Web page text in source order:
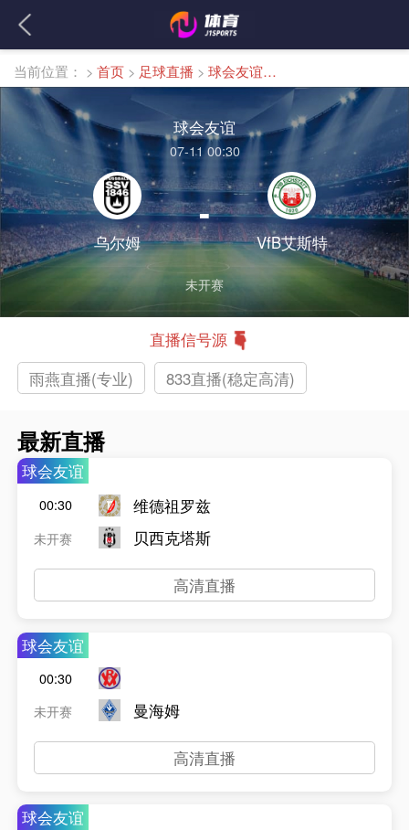
当前位置： > 首页 > 足球直播 > 球会友谊直播
球会友谊
07-11 00:30
乌尔姆
-
VfB艾斯特
未开赛
直播信号源
雨燕直播(专业)
833直播(稳定高清)
最新直播
球会友谊
00:30
未开赛
维德祖罗兹
贝西克塔斯
高清直播
球会友谊
00:30
未开赛
曼海姆
高清直播
球会友谊